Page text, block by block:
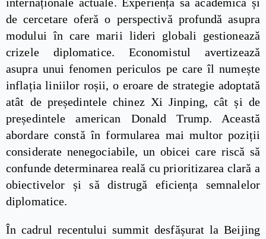
de cercetare oferă o perspectivă profundă asupra
modului în care marii lideri globali gestionează
crizele diplomatice. Economistul avertizează
asupra unui fenomen periculos pe care îl numește
inflația liniilor roșii, o eroare de strategie adoptată
atât de președintele chinez Xi Jinping, cât și de
președintele american Donald Trump. Această
abordare constă în formularea mai multor poziții
considerate nenegociabile, un obicei care riscă să
confunde determinarea reală cu prioritizarea clară a
obiectivelor și să distrugă eficiența semnalelor
diplomatice.
În cadrul recentului summit desfășurat la Beijing